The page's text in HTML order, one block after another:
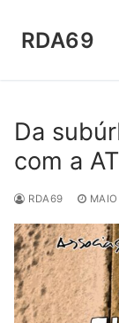
paraRDA69
Da
com a
RDA69